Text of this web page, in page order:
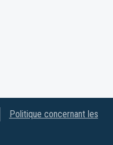
Politique concernant les